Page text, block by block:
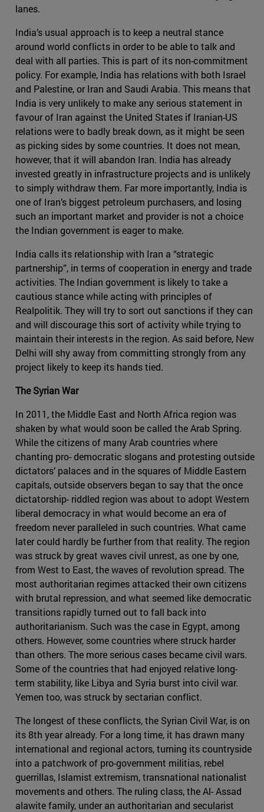
lanes.
India’s usual approach is to keep a neutral stance
around world conflicts in order to be able to talk and
deal with all parties. This is part of its non-commitment
policy. For example, India has relations with both Israel
and Palestine, or Iran and Saudi Arabia. This means that
India is very unlikely to make any serious statement in
favour of Iran against the United States if Iranian-US
relations were to badly break down, as it might be seen
as picking sides by some countries. It does not mean,
however, that it will abandon Iran. India has already
invested greatly in infrastructure projects and is unlikely
to simply withdraw them. Far more importantly, India is
one of Iran’s biggest petroleum purchasers, and losing
such an important market and provider is not a choice
the Indian government is eager to make.
India calls its relationship with Iran a “strategic
partnership”, in terms of cooperation in energy and trade
activities. The Indian government is likely to take a
cautious stance while acting with principles of
Realpolitik. They will try to sort out sanctions if they can
and will discourage this sort of activity while trying to
maintain their interests in the region. As said before, New
Delhi will shy away from committing strongly from any
project likely to keep its hands tied.
The Syrian War
In 2011, the Middle East and North Africa region was
shaken by what would soon be called the Arab Spring.
While the citizens of many Arab countries where
chanting pro- democratic slogans and protesting outside
dictators’ palaces and in the squares of Middle Eastern
capitals, outside observers began to say that the once
dictatorship- riddled region was about to adopt Western
liberal democracy in what would become an era of
freedom never paralleled in such countries. What came
later could hardly be further from that reality. The region
was struck by great waves civil unrest, as one by one,
from West to East, the waves of revolution spread. The
most authoritarian regimes attacked their own citizens
with brutal repression, and what seemed like democratic
transitions rapidly turned out to fall back into
authoritarianism. Such was the case in Egypt, among
others. However, some countries where struck harder
than others. The more serious cases became civil wars.
Some of the countries that had enjoyed relative long-
term stability, like Libya and Syria burst into civil war.
Yemen too, was struck by sectarian conflict.
The longest of these conflicts, the Syrian Civil War, is on
its 8th year already. For a long time, it has drawn many
international and regional actors, turning its countryside
into a patchwork of pro-government militias, rebel
guerrillas, Islamist extremism, transnational nationalist
movements and others. The ruling class, the Al- Assad
alawite family, under an authoritarian and secularist